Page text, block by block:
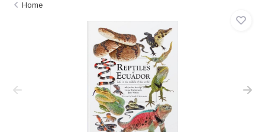
Home